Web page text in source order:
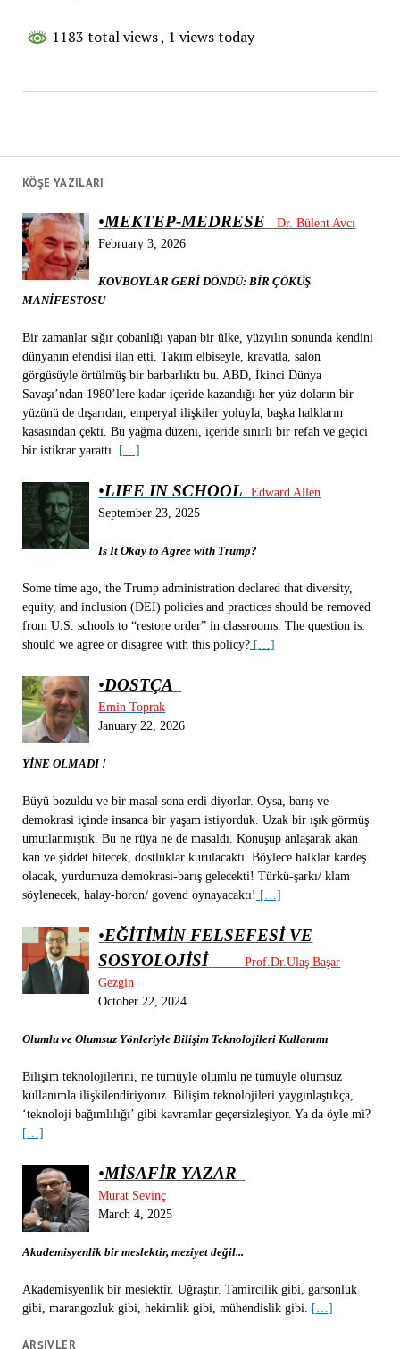
1183 total views, 1 views today
KÖŞE YAZILARI
•MEKTEP-MEDRESE
Dr. Bülent Avcı
February 3, 2026
KOVBOYLAR GERİ DÖNDÜ: BİR ÇÖKÜŞ
MANİFESTOSU
Bir zamanlar sığır çobanlığı yapan bir ülke, yüzyılın sonunda kendini
dünyanın efendisi ilan etti. Takım elbiseyle, kravatla, salon
görgüsüyle örtülmüş bir barbarlıktı bu. ABD, İkinci Dünya
Savaşı’ndan 1980’lere kadar içeride kazandığı her yüz doların bir
yüzünü de dışarıdan, emperyal ilişkiler yoluyla, başka halkların
kasasından çekti. Bu yağma düzeni, içeride sınırlı bir refah ve geçici
bir istikrar yarattı.
[…]
•LIFE IN SCHOOL
Edward Allen
September 23, 2025
Is It Okay to Agree with Trump?
Some time ago, the Trump administration declared that diversity,
equity, and inclusion (DEI) policies and practices should be removed
from U.S. schools to “restore order” in classrooms. The question is:
should we agree or disagree with this policy?[…]
•DOSTÇA
Emin Toprak
January 22, 2026
YİNE OLMADI !
Büyü bozuldu ve bir masal sona erdi diyorlar. Oysa, barış ve
demokrasi içinde insanca bir yaşam istiyorduk. Uzak bir ışık görmüş
umutlanmıştık. Bu ne rüya ne de masaldı. Konuşup anlaşarak akan
kan ve şiddet bitecek, dostluklar kurulacaktı. Böylece halklar kardeş
olacak, yurdumuza demokrasi-barış gelecekti! Türkü-şarkı/ klam
söylenecek, halay-horon/ govend oynayacaktı! […]
•EĞİTİMİN FELSEFESİ VE
SOSYOLOJİSİ
Prof.Dr.Ulaş Başar
Gezgin
October 22, 2024
Olumlu ve Olumsuz Yönleriyle Bilişim Teknolojileri Kullanımı
Bilişim teknolojilerini, ne tümüyle olumlu ne tümüyle olumsuz
kullanımla ilişkilendiriyoruz. Bilişim teknolojileri yaygınlaştıkça,
‘teknoloji bağımlılığı’ gibi kavramlar geçersizleşiyor. Ya da öyle mi?
[…]
•MİSAFİR YAZAR
Murat Sevinç
March 4, 2025
Akademisyenlik bir meslektir, meziyet değil...
Akademisyenlik bir meslektir. Uğraştır. Tamircilik gibi, garsonluk
gibi, marangozluk gibi, hekimlik gibi, mühendislik gibi.
[…]
ARŞIVLER